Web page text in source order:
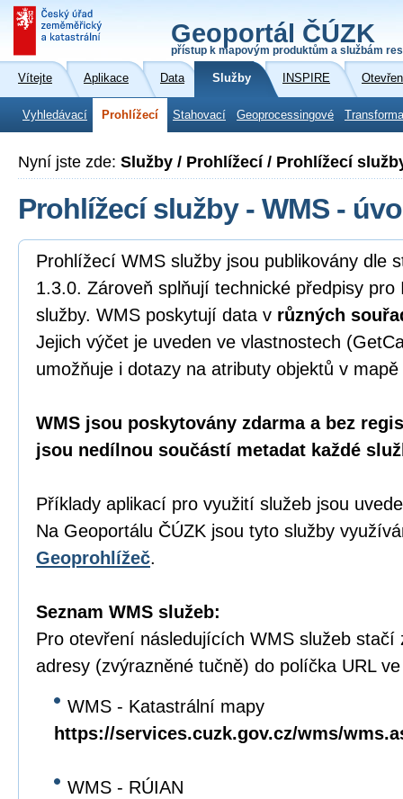
Geoportál ČÚZK
přístup k mapovým produktům a službám
Vítejte Aplikace Data Služby INSPIRE
Vyhledávací Prohlížecí Stahovací Geoprocessingové
Nyní jste zde: Služby / Prohlížecí / Prohlížecí
Prohlížecí služby - WMS -
Prohlížecí WMS služby jsou publikovány dle
1.3.0. Zároveň splňují technické předpisy
služby. WMS poskytují data v různých
Jejich výčet je uveden ve vlastnostech
umožňuje i dotazy na atributy objektů v
WMS jsou poskytovány zdarma a bez
jsou nedílnou součástí metadat každé
Příklady aplikací pro využití služeb jsou
Na Geoportálu ČÚZK jsou tyto služby
Geoprohlížeč.
Seznam WMS služeb:
Pro otevření následujících WMS služeb
adresy (zvýrazněné tučně) do políčka URL
WMS - Katastrální mapy
https://services.cuzk.gov.cz/wms/
WMS - RÚIAN